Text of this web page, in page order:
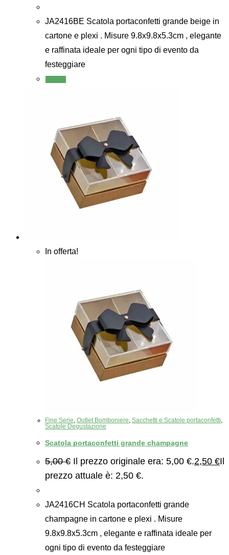
JA2416BE Scatola portaconfetti grande beige in
cartone e plexi . Misure 9.8x9.8x5.3cm , elegante
e raffinata ideale per ogni tipo di evento da
festeggiare
In offerta!
Fine Serie, Outlet Bomboniere, Sacchetti e Scatole portaconfetti,
Scatole Degustazione
Scatola portaconfetti grande champagne
5,00€ Il prezzo originale era: 5,00 €.2,50 €Il
prezzo attuale è: 2,50 €.
JA2416CH Scatola portaconfetti grande
champagne in cartone e plexi . Misure
9.8x9.8x5.3cm , elegante e raffinata ideale per
ogni tipo di evento da festeggiare